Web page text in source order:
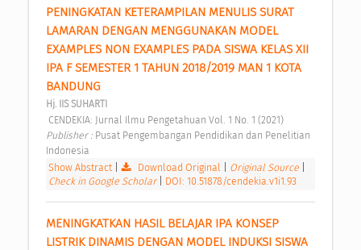
PENINGKATAN KETERAMPILAN MENULIS SURAT
LAMARAN DENGAN MENGGUNAKAN MODEL
EXAMPLES NON EXAMPLES PADA SISWA KELAS XII
IPA F SEMESTER 1 TAHUN 2018/2019 MAN 1 KOTA
BANDUNG
Hj. IIS SUHARTI
CENDEKIA: Jurnal Ilmu Pengetahuan Vol. 1 No. 1 (2021)
Publisher : Pusat Pengembangan Pendidikan dan Penelitian
Indonesia
Show Abstract
Download Original Original Source
Check in Google Scholar
DOI: 10.51878/cendekia.v1i1.93
MENINGKATKAN HASIL BELAJAR IPA KONSEP
LISTRIK DINAMIS DENGAN MODEL INDUKSI SISWA